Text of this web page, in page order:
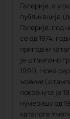
Галерије, а у
публикација
Галерије, под
се од 1974.
пригодни
је штампано
1991). Нова
новине
покренута је
нумеришу од
каталоге